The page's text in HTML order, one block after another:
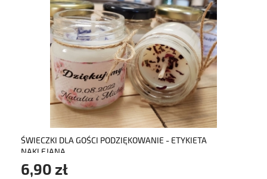
ŚWIECZKI DLA GOŚCI PODZIĘKOWANIE - ETYKIETA
NAKLEJANA
6,90 zł
do koszyka